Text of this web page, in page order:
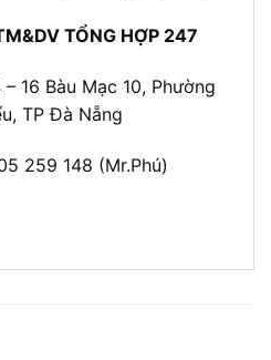
TỔNG HỢP 247
16 Bàu Mạc 10, Phường
TP Đà Nẵng
259 148 (Mr.Phú)